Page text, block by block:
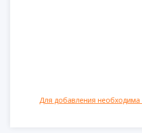
Для добавления необходима